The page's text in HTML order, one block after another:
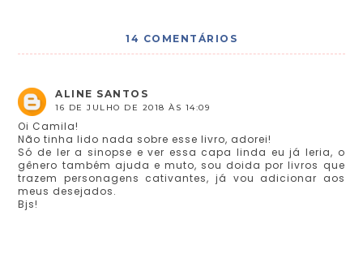
14 COMENTÁRIOS
ALINE SANTOS
16 DE JULHO DE 2018 ÀS 14:09
Oi Camila!
Não tinha lido nada sobre esse livro, adorei!
Só de ler a sinopse e ver essa capa linda eu já leria, o
gênero também ajuda e muto, sou doida por livros que
trazem personagens cativantes, já vou adicionar aos
meus desejados.
Bjs!